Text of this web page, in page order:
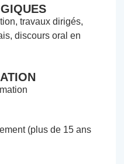
travaux dirigés,
discours oral en
(plus de 15 ans